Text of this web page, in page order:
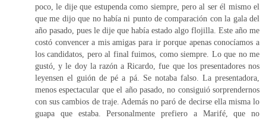
poco, le dije que estupenda como siempre, pero al ser él mismo el
que me dijo que no había ni punto de comparación con la gala del
año pasado, pues le dije que había estado algo flojilla. Este año me
costó convencer a mis amigas para ir porque apenas conocíamos a
los candidatos, pero al final fuimos, como siempre. Lo que no me
gustó, y le doy la razón a Ricardo, fue que los presentadores nos
leyensen el guión de pé a pá. Se notaba falso. La presentadora,
menos espectacular que el año pasado, no consiguió sorprendernos
con sus cambios de traje. Además no paró de decirse ella misma lo
guapa que estaba. Personalmente prefiero a Marifé, que no